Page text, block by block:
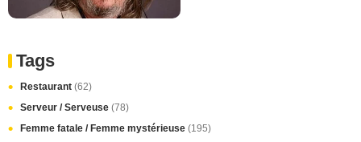
Tags
Restaurant (62)
Serveur / Serveuse (78)
Femme fatale / Femme mystérieuse (195)